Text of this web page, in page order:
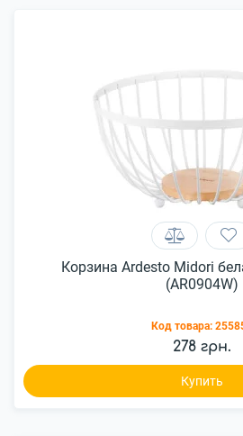
Корзина Ardesto Midori
(AR0904W)
Код товара:
278 грн.
Купить